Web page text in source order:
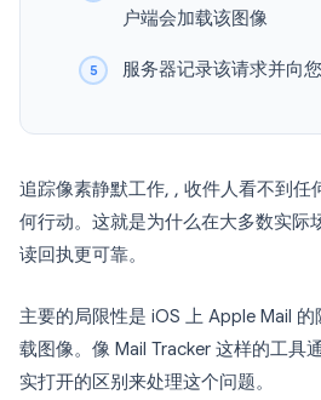
户端会加载该图像
服务器记录该请求并向
追踪像素静默工作, , 收件人看不到任
何行动。这就是为什么在大多数实际
读回执更可靠。
主要的局限性是 iOS 上 Apple Mail
载图像。像 Mail Tracker 这样的工具
实打开的区别来处理这个问题。